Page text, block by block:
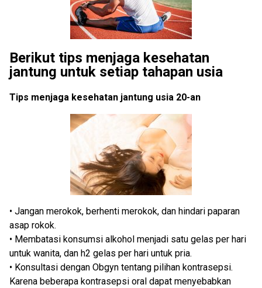
Berikut tips menjaga kesehatan
jantung untuk setiap tahapan usia
Tips menjaga kesehatan jantung usia 20-an
• Jangan merokok, berhenti merokok, dan hindari paparan
asap rokok.
• Membatasi konsumsi alkohol menjadi satu gelas per hari
untuk wanita, dan h2 gelas per hari untuk pria.
• Konsultasi dengan Obgyn tentang pilihan kontrasepsi.
Karena beberapa kontrasepsi oral dapat menyebabkan